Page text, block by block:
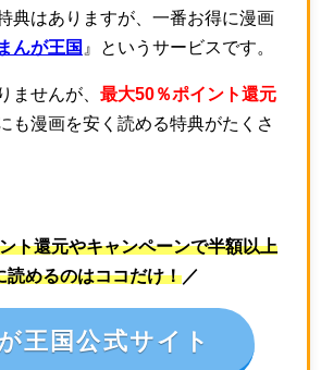
典はありますが、一番お得に漫画
まんが王国 』というサービスです。
ませんが、 最大50％ポイント還元
も漫画を安く読める特典がたくさ
ト還元やキャンペーンで半額以上
読めるのはココだけ！ ／
王国公式サイト